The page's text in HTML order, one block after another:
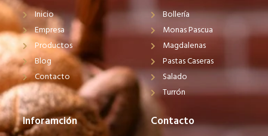
Inicio
Empresa
Productos
Blog
Contacto
Bollería
Monas Pascua
Magdalenas
Pastas Caseras
Salado
Turrón
Inforamción Contacto